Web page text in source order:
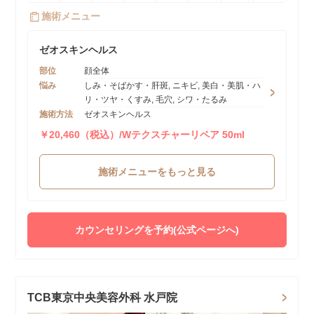
施術メニュー
ゼオスキンヘルス
部位
顔全体
悩み
しみ・そばかす・肝斑, ニキビ, 美白・美肌・ハ
リ・ツヤ・くすみ, 毛穴, シワ・たるみ
施術方法
ゼオスキンヘルス
￥20,460（税込）/Wテクスチャーリペア 50ml
施術メニューをもっと見る
カウンセリングを予約(公式ページへ)
TCB東京中央美容外科 水戸院